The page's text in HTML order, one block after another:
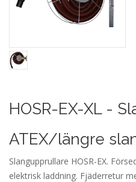
HOSR-EX-XL -
ATEX/längre
Slangupprullare HOSR-EX.
elektrisk laddning. Fjäderretur